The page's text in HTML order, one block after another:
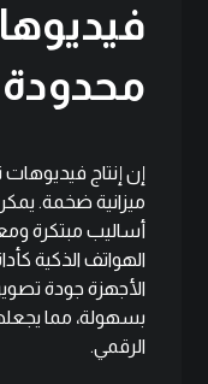
محدودة
إن إنتاج
ميزانية ضخمة.
أساليب مبتكرة
الهواتف الذكية
الأجهزة جودة
بسهولة، مما
الرقمي.